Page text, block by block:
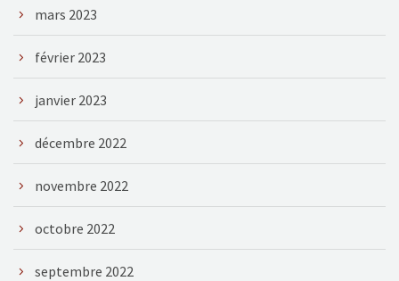
mars 2023
février 2023
janvier 2023
décembre 2022
novembre 2022
octobre 2022
septembre 2022